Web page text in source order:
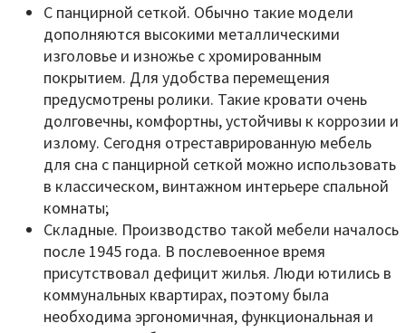
С панцирной сеткой. Обычно такие модели
дополняются высокими металлическими
изголовье и изножье с хромированным
покрытием. Для удобства перемещения
предусмотрены ролики. Такие кровати очень
долговечны, комфортны, устойчивы к коррозии и
излому. Сегодня отреставрированную мебель
для сна с панцирной сеткой можно использовать
в классическом, винтажном интерьере спальной
комнаты;
Складные. Производство такой мебели началось
после 1945 года. В послевоенное время
присутствовал дефицит жилья. Люди ютились в
коммунальных квартирах, поэтому была
необходима эргономичная, функциональная и